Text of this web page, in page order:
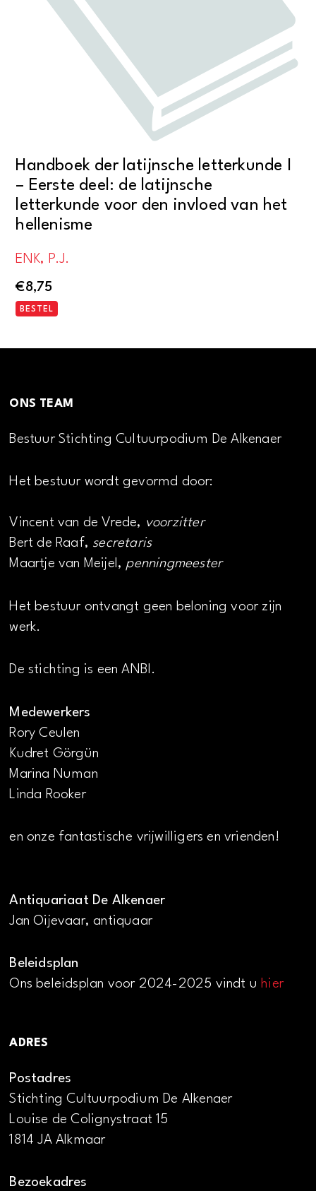
Handboek der latijnsche letterkunde I
– Eerste deel: de latijnsche
letterkunde voor den invloed van het
hellenisme
ENK, P.J.
€8,75
BESTEL
ONS TEAM
Bestuur Stichting Cultuurpodium De Alkenaer
Het bestuur wordt gevormd door:
Vincent van de Vrede, voorzitter
Bert de Raaf, secretaris
Maartje van Meijel, penningmeester
Het bestuur ontvangt geen beloning voor zijn
werk.
De stichting is een ANBI.
Medewerkers
Rory Ceulen
Kudret Görgün
Marina Numan
Linda Rooker
en onze fantastische vrijwilligers en vrienden!
Antiquariaat De Alkenaer
Jan Oijevaar, antiquaar
Beleidsplan
Ons beleidsplan voor 2024-2025 vindt uhier
ADRES
Postadres
Stichting Cultuurpodium De Alkenaer
Louise de Colignystraat 15
1814 JA Alkmaar
Bezoekadres